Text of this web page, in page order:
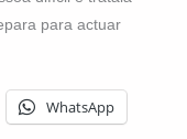
para actuar
WhatsApp